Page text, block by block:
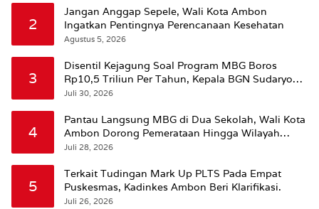
2
Jangan Anggap Sepele, Wali Kota Ambon
Ingatkan Pentingnya Perencanaan Kesehatan
Agustus 5, 2026
3
Disentil Kejagung Soal Program MBG Boros
Rp10,5 Triliun Per Tahun, Kepala BGN Sudaryono
Beri Penjelasan
Juli 30, 2026
4
Pantau Langsung MBG di Dua Sekolah, Wali Kota
Ambon Dorong Pemerataan Hingga Wilayah
Leitimur Selatan
Juli 28, 2026
5
Terkait Tudingan Mark Up PLTS Pada Empat
Puskesmas, Kadinkes Ambon Beri Klarifikasi.
Juli 26, 2026